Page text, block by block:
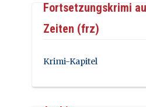
Fortsetzungskrimi
Zeiten (frz)
Krimi-Kapitel